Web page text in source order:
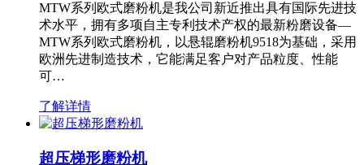
MTW系列欧式磨粉机是我公司新近推出具有国际先进技
术水平，拥有多项自主专利技术产权的最新粉磨设备—
MTW系列欧式磨粉机，以悬辊磨粉机9518为基础，采用
欧洲先进制造技术，它能满足客户对产品粒度、性能
可…
了解详情
超压梯形磨粉机